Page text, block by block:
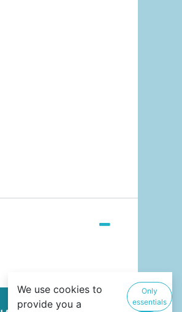
We use cookies to
provide you a
Only
essentials